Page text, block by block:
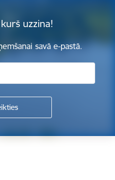
uzzina!
savā e-pastā.